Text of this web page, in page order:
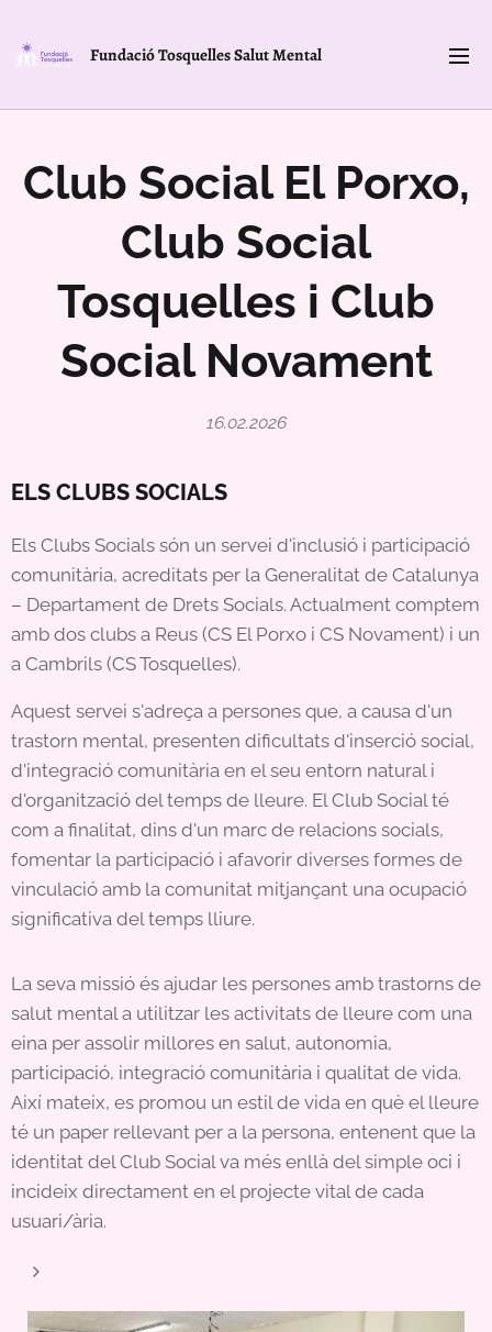
Fundació Tosquelles Salut Mental
Club Social El Porxo,
Club Social
Tosquelles i Club
Social Novament
16.02.2026
ELS CLUBS SOCIALS
Els Clubs Socials són un servei d'inclusió i participació
comunitària, acreditats per la Generalitat de Catalunya
– Departament de Drets Socials. Actualment comptem
amb dos clubs a Reus (CS El Porxo i CS Novament) i un
a Cambrils (CS Tosquelles).
Aquest servei s'adreça a persones que, a causa d'un
trastorn mental, presenten dificultats d'inserció social,
d'integració comunitària en el seu entorn natural i
d'organització del temps de lleure. El Club Social té
com a finalitat, dins d'un marc de relacions socials,
fomentar la participació i afavorir diverses formes de
vinculació amb la comunitat mitjançant una ocupació
significativa del temps lliure.
La seva missió és ajudar les persones amb trastorns de
salut mental a utilitzar les activitats de lleure com una
eina per assolir millores en salut, autonomia,
participació, integració comunitària i qualitat de vida.
Així mateix, es promou un estil de vida en què el lleure
té un paper rellevant per a la persona, entenent que la
identitat del Club Social va més enllà del simple oci i
incideix directament en el projecte vital de cada
usuari/ària.